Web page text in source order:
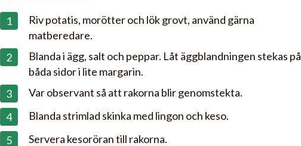
Riv potatis, morötter och lök grovt, använd gärna
matberedare.
Blanda i ägg, salt och peppar. Låt äggblandningen stekas på
båda sidor i lite margarin.
Var observant så att rakorna blir genomstekta.
Blanda strimlad skinka med lingon och keso.
Servera kesoröran till rakorna.